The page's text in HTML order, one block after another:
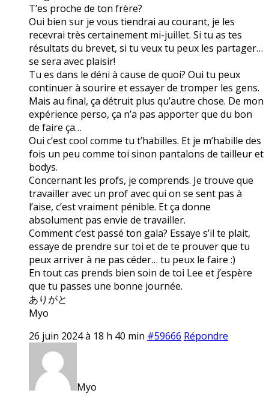
T’es proche de ton frère?
Oui bien sur je vous tiendrai au courant, je les
recevrai très certainement mi-juillet. Si tu as tes
résultats du brevet, si tu veux tu peux les partager…
se sera avec plaisir!
Tu es dans le déni à cause de quoi? Oui tu peux
continuer à sourire et essayer de tromper les gens.
Mais au final, ça détruit plus qu’autre chose. De mon
expérience perso, ça n’a pas apporter que du bon
de faire ça…
Oui c’est cool comme tu t’habilles. Et je m’habille des
fois un peu comme toi sinon pantalons de tailleur et
bodys.
Concernant les profs, je comprends. Je trouve que
travailler avec un prof avec qui on se sent pas à
l’aise, c’est vraiment pénible. Et ça donne
absolument pas envie de travailler.
Comment c’est passé ton gala? Essaye s’il te plait,
essaye de prendre sur toi et de te prouver que tu
peux arriver à ne pas céder… tu peux le faire :)
En tout cas prends bien soin de toi Lee et j’espère
que tu passes une bonne journée.
ありがと
Myo
26 juin 2024 à 18 h 40 min #59666 Répondre
Myo